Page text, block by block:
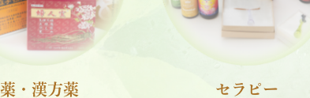
薬・漢方薬 セラピー